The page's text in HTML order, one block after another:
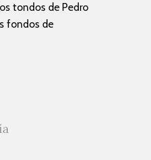
tondos de Pedro
fondos de